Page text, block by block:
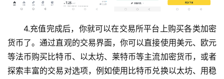
投
器
4.充值完成后，你就可以在交易所平台上购买各类加密
货币了。通过直观的交易界面，你可以直接使用美元、欧元
等法币购买比特币、以太坊、莱特币等主流加密货币，或者
探索丰富的交易对选项，例如使用比特币兑换以太坊、用稳